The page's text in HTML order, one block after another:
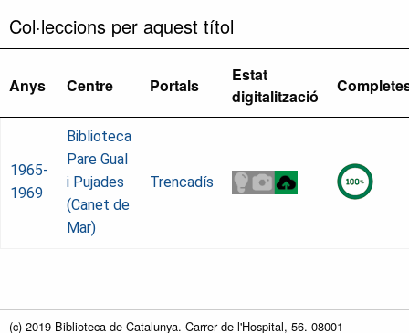
Col·leccions per aquest títol
Anys Centre Portals
Estat
digitalització
1965-
1969
Biblioteca
Pare Gual
i Pujades
(Canet de
Mar)
Trencadís
(c) 2019 Biblioteca de Catalunya. Carrer de l'Hospital, 56. 08001